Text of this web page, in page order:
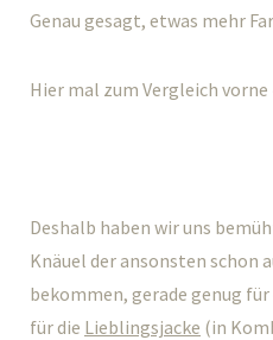
Genau gesagt, etwas mehr
Hier mal zum Vergleich vorne
Deshalb haben wir uns
Knäuel der ansonsten schon
bekommen, gerade genug
für die Lieblingsjacke (in